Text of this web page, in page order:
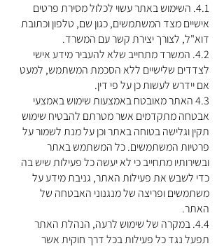
4.1. השימוש באתר עשוי לכלול מסירת פרטים
אישיים מצד המשתמשים, כגון שם, טלפון וכתובת
דוא"ל, לצורך יצירת קשר עם המשרד.
4.2. המשרד מתחייב שלא להעביר מידע אישי
לצדדים שלישיים ללא הסכמת המשתמש, למעט
אם יידרש לעשות כן על פי דין.
4.3 האתר מאובטח באמצעות שימוש באמצעי
אבטחה מתקדמים אשר מטרתם להבטיח שימוש
תקין וגלישה בטוחה באתר וכן על מנת לשמור על
פרטיות המשתמשים. כל המשתמש באתר
ובשירותיו מתחייב כי לא יעשה כל פעילות שיש בה
כדי לשבש את פעילות האתר, גניבת מידע על
משתמשים ופריצה של מנגנוני האבטחה של
האתר.
4.4. במקרה של שימוש לרעה, הנהלת האתר
תפעל נגד כל פעילות בכל דרך חוקית אשר